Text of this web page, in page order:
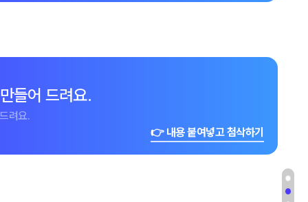
들어 드려요.
려요.
👉 내용 붙여넣고 첨삭하기